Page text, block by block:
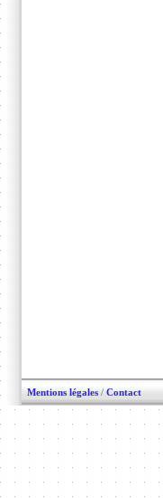
Mentions légales / Contact